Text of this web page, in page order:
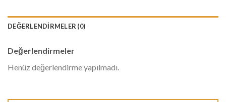
DEĞERLENDIRMELER (0)
Değerlendirmeler
Henüz değerlendirme yapılmadı.